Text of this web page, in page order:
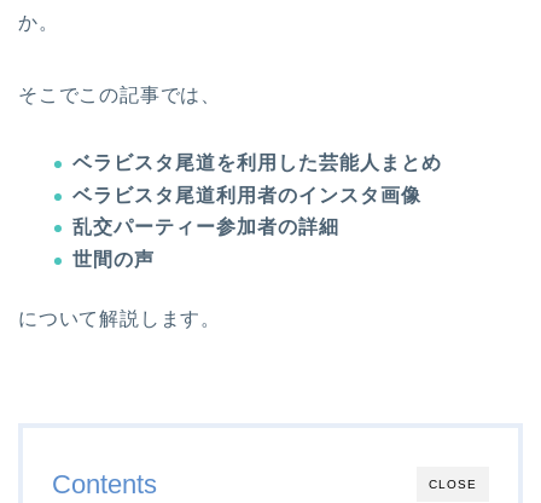
か。
そこでこの記事では、
ベラビスタ尾道を利用した芸能人まとめ
ベラビスタ尾道利用者のインスタ画像
乱交パーティー参加者の詳細
世間の声
について解説します。
CLOSE
Contents